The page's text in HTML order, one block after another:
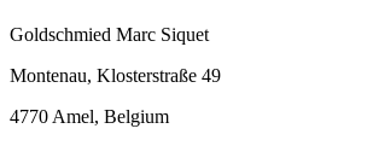
Goldschmied Marc Siquet
Montenau, Klosterstraße 49
4770 Amel, Belgium